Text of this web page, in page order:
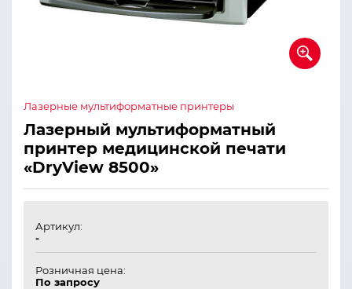
Лазерные мультиформатные принтеры
Лазерный мультиформатный
принтер медицинской печати
«DryView 8500»
Артикул:
-
Розничная цена:
По запросу